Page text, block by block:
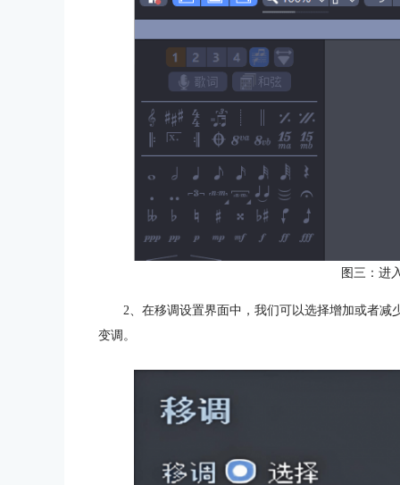
图三：进
2、在移调设置界面中，我们可以选择增加或者
变调。